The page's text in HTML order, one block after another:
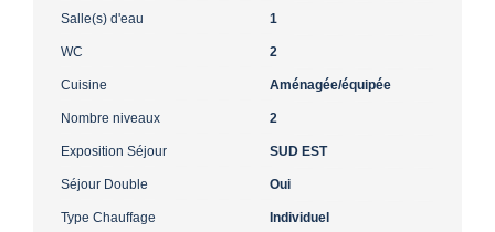
Salle(s) d'eau 1
WC 2
Cuisine Aménagée/équipée
Nombre niveaux 2
Exposition Séjour SUD EST
Séjour Double Oui
Type Chauffage Individuel